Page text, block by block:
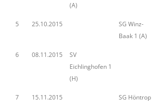
(A)
5 25.10.2015
SG Winz-
Baak 1 (A)
6 08.11.2015
SV
Eichlinghofen 1
(H)
7 15.11.2015
SG